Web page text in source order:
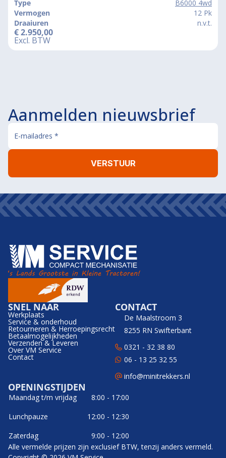
Type
B6000 4wd
Vermogen
12 Pk
Draaiuren
n.v.t.
€2.950,00
Excl. BTW
Aanmelden nieuwsbrief
SNEL NAAR
Werkplaats
Service & onderhoud
Retourneren & Herroepingsrecht
Betaalmogelijkheden
Verzenden & Leveren
Over VM Service
Contact
CONTACT
De Maalstroom 3
8255 RN Swifterbant
0321 - 32 38 80
06 - 13 25 32 55
info@minitrekkers.nl
OPENINGSTIJDEN
Maandag t/m vrijdag
8:00 - 17:00
Lunchpauze
12:00 - 12:30
Zaterdag
9:00 - 12:00
Alle vermelde prijzen zijn exclusief BTW, tenzij anders vermeld.